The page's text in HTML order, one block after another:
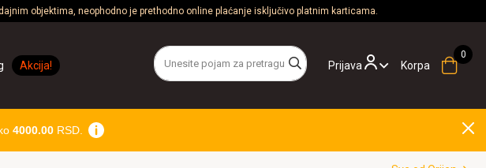
objektima, neophodno je prethodno online plaćanje isključivo platnim karticama.
Prijava
Akcija! Korpa
4000.00RSD.